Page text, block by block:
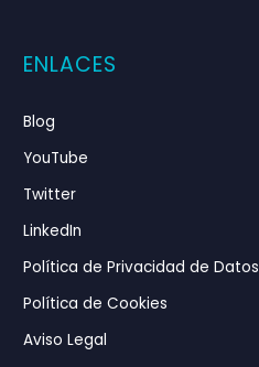
ENLACES
Blog
YouTube
Twitter
LinkedIn
Política de Privacidad de Datos
Política de Cookies
Aviso Legal